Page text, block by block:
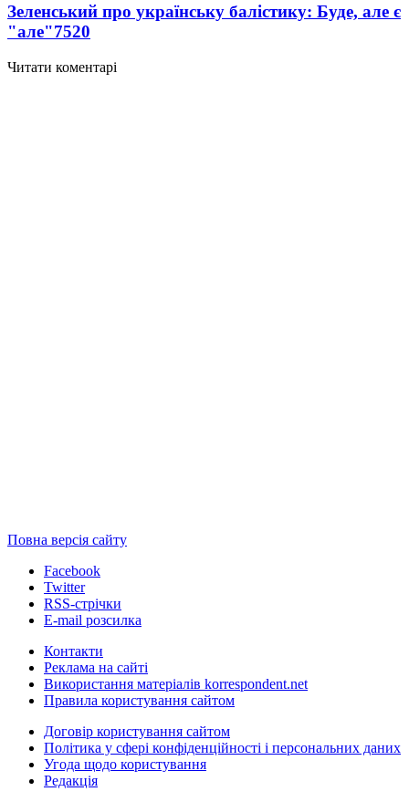
Зеленський про українську балістику: Буде, але є
"але"7520
Читати коментарі
Повна версія сайту
Facebook
Twitter
RSS-стрічки
E-mail розсилка
Контакти
Реклама на сайті
Використання матеріалів korrespondent.net
Правила користування сайтом
Договір користування сайтом
Політика у сфері конфіденційності і персональних даних
Угода щодо користування
Редакція